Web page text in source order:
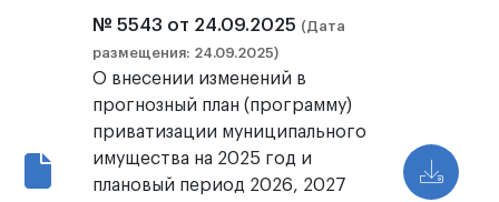
№ 5543 от 24.09.2025 (Дата
размещения: 24.09.2025)
О внесении изменений в
прогнозный план (программу)
приватизации муниципального
имущества на 2025 год и
плановый период 2026, 2027